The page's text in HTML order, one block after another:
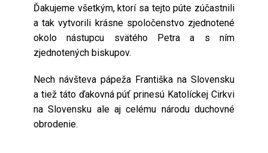
Ďakujeme všetkým, ktorí sa tejto púte zúčastnili
a tak vytvorili krásne spoločenstvo zjednotené
okolo nástupcu svätého Petra a s ním
zjednotených biskupov.
Nech návšteva pápeža Františka na Slovensku
a tiež táto ďakovná púť prinesú Katolíckej Cirkvi
na Slovensku ale aj celému národu duchovné
obrodenie.